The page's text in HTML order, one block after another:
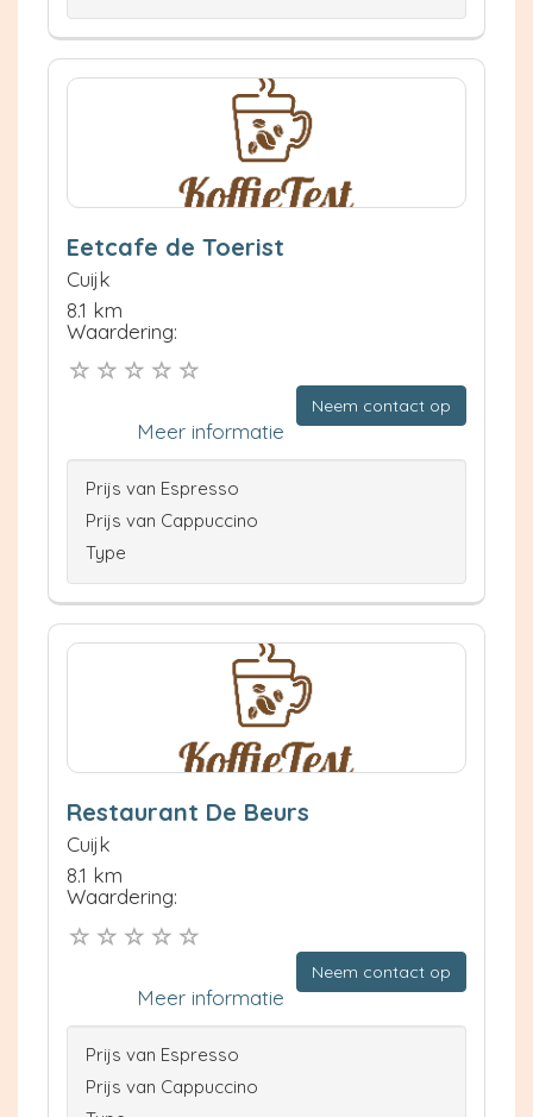
Eetcafe de Toerist
Cuijk
8.1 km
Waardering:
Neem contact op
Meer informatie
Prijs van Espresso
Prijs van Cappuccino
Type
Restaurant De Beurs
Cuijk
8.1 km
Waardering:
Neem contact op
Meer informatie
Prijs van Espresso
Prijs van Cappuccino